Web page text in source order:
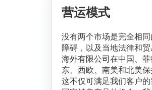
营运模式
没有两个市场是完全相
障碍，以及当地法律和
海外有限公司在中国、
东、西欧、南美和北美
这不仅可满足我们客户